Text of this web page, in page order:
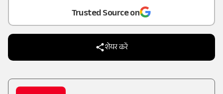
Trusted Source on
शेयर करें